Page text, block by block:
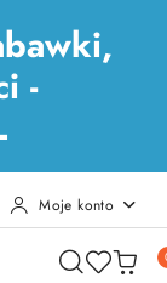
-
Moje konto